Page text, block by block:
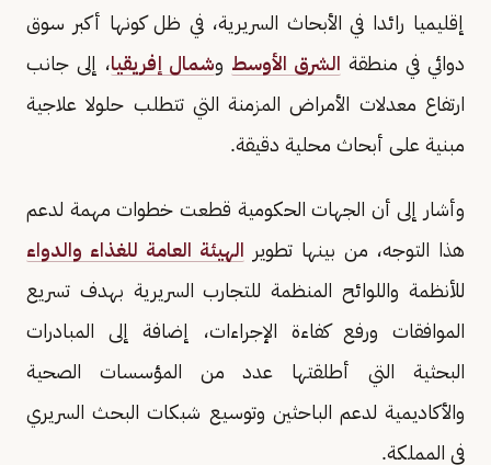
إقليميا رائدا في الأبحاث السريرية، في ظل كونها أكبر سوق
دوائي في منطقة الشرق الأوسط وشمال إفريقيا، إلى جانب
ارتفاع معدلات الأمراض المزمنة التي تتطلب حلولا علاجية
مبنية على أبحاث محلية دقيقة.
وأشار إلى أن الجهات الحكومية قطعت خطوات مهمة لدعم
هذا التوجه، من بينها تطوير الهيئة العامة للغذاء والدواء
للأنظمة واللوائح المنظمة للتجارب السريرية بهدف تسريع
الموافقات ورفع كفاءة الإجراءات، إضافة إلى المبادرات
البحثية التي أطلقتها عدد من المؤسسات الصحية
والأكاديمية لدعم الباحثين وتوسيع شبكات البحث السريري
في المملكة.